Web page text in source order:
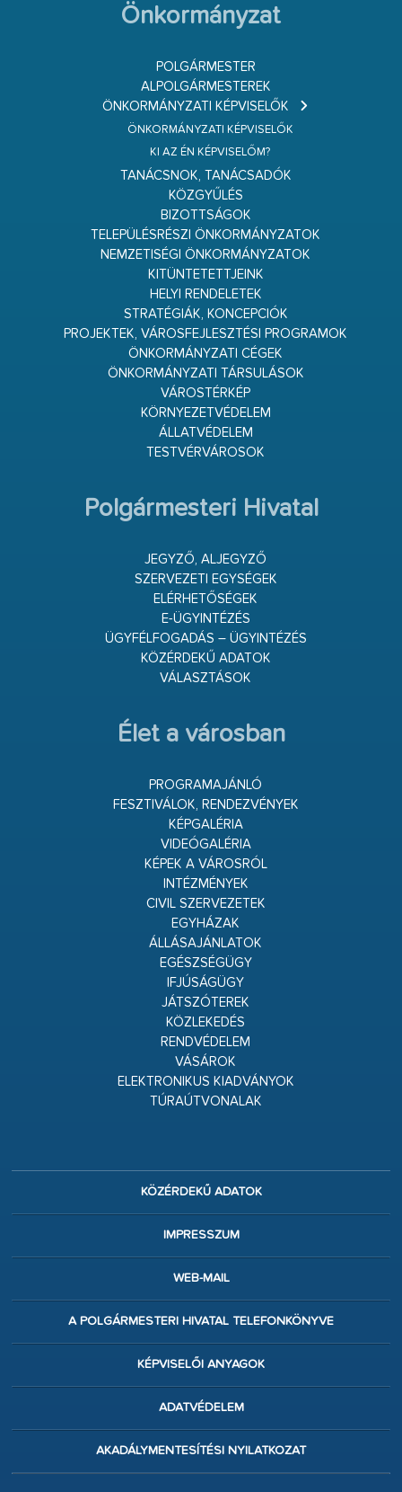
Önkormányzat
POLGÁRMESTER
ALPOLGÁRMESTEREK
ÖNKORMÁNYZATI KÉPVISELŐK
ÖNKORMÁNYZATI KÉPVISELŐK
KI AZ ÉN KÉPVISELŐM?
TANÁCSNOK, TANÁCSADÓK
KÖZGYŰLÉS
BIZOTTSÁGOK
TELEPÜLÉSRÉSZI ÖNKORMÁNYZATOK
NEMZETISÉGI ÖNKORMÁNYZATOK
KITÜNTETETTJEINK
HELYI RENDELETEK
STRATÉGIÁK, KONCEPCIÓK
PROJEKTEK, VÁROSFEJLESZTÉSI PROGRAMOK
ÖNKORMÁNYZATI CÉGEK
ÖNKORMÁNYZATI TÁRSULÁSOK
VÁROSTÉRKÉP
KÖRNYEZETVÉDELEM
ÁLLATVÉDELEM
TESTVÉRVÁROSOK
Polgármesteri Hivatal
JEGYZŐ, ALJEGYZŐ
SZERVEZETI EGYSÉGEK
ELÉRHETŐSÉGEK
E-ÜGYINTÉZÉS
ÜGYFÉLFOGADÁS – ÜGYINTÉZÉS
KÖZÉRDEKŰ ADATOK
VÁLASZTÁSOK
Élet a városban
PROGRAMAJÁNLÓ
FESZTIVÁLOK, RENDEZVÉNYEK
KÉPGALÉRIA
VIDEÓGALÉRIA
KÉPEK A VÁROSRÓL
INTÉZMÉNYEK
CIVIL SZERVEZETEK
EGYHÁZAK
ÁLLÁSAJÁNLATOK
EGÉSZSÉGÜGY
IFJÚSÁGÜGY
JÁTSZÓTEREK
KÖZLEKEDÉS
RENDVÉDELEM
VÁSÁROK
ELEKTRONIKUS KIADVÁNYOK
TÚRAÚTVONALAK
KÖZÉRDEKŰ ADATOK
IMPRESSZUM
WEB-MAIL
A POLGÁRMESTERI HIVATAL TELEFONKÖNYVE
KÉPVISELŐI ANYAGOK
ADATVÉDELEM
AKADÁLYMENTESÍTÉSI NYILATKOZAT